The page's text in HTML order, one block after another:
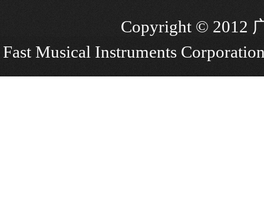
Copyright © 2012
Fast Musical Instruments